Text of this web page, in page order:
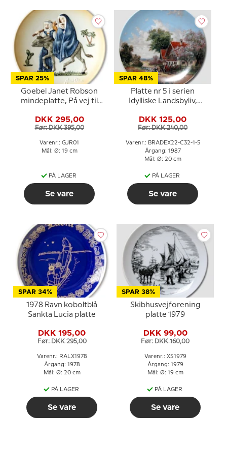
SPAR 25%
Goebel Janet Robson
mindeplatte, På vej til
DKK 295,00
Før: DKK 395,00
Varenr.: GJR01
Mål: Ø: 19 cm
PÅ LAGER
Se vare
SPAR 48%
Platte nr 5 i serien
Idylliske Landsbyliv,
DKK 125,00
Før: DKK 240,00
Varenr.: BRADEX22-C32-1-5
Årgang: 1987
Mål: Ø: 20 cm
PÅ LAGER
Se vare
SPAR 34%
1978 Ravn koboltblå
Sankta Lucia platte
DKK 195,00
Før: DKK 295,00
Varenr.: RALX1978
Årgang: 1978
Mål: Ø: 20 cm
PÅ LAGER
Se vare
SPAR 38%
Skibhusvejforening
platte 1979
DKK 99,00
Før: DKK 160,00
Varenr.: XS1979
Årgang: 1979
Mål: Ø: 19 cm
PÅ LAGER
Se vare